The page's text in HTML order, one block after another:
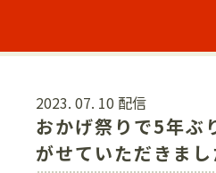
2023. 07. 10 配信
おかげ祭りで5年ぶ
がせていただきまし